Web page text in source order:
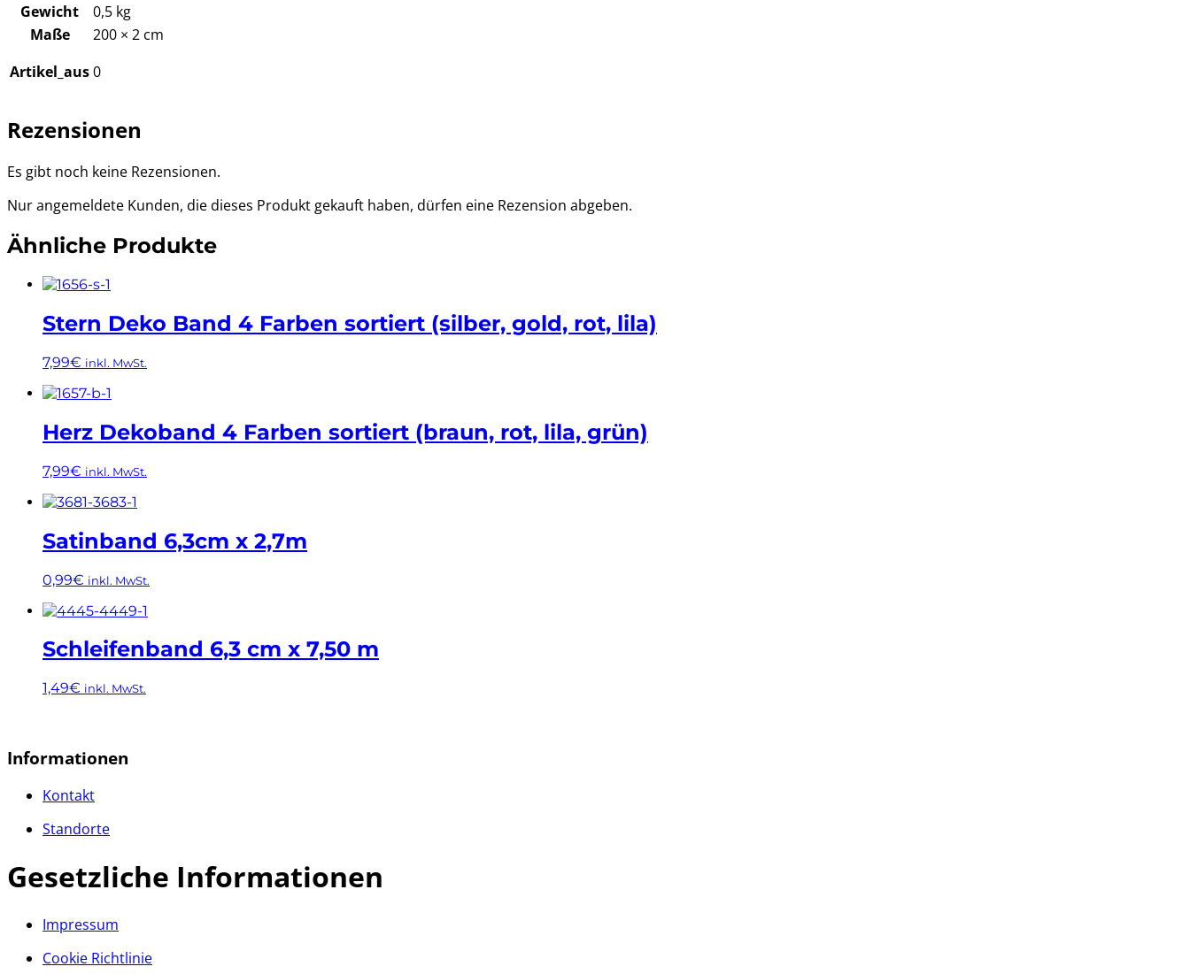
Gewicht
0,5 kg
Maße
200 × 2 cm
Artikel_aus0
Rezensionen
Es gibt noch keine Rezensionen.
Nur angemeldete Kunden, die dieses Produkt gekauft haben, dürfen eine Rezension abgeben.
Ähnliche Produkte
Stern Deko Band 4 Farben sortiert (silber, gold, rot, lila)
7,99€ inkl. MwSt.
Herz Dekoband 4 Farben sortiert (braun, rot, lila, grün)
7,99€ inkl. MwSt.
Satinband 6,3cm x 2,7m
0,99€ inkl. MwSt.
Dieses
weist
mehrere
auf.
auf
Produktseite
werden
Schleifenband 6,3 cm x 7,50 m
1,49€ inkl. MwSt.
weist
mehrere
Varianten
auf.
Optionen
auf
der
gewählt
werden
Informationen
Kontakt
Standorte
Gesetzliche Informationen
Impressum
Cookie Richtlinie